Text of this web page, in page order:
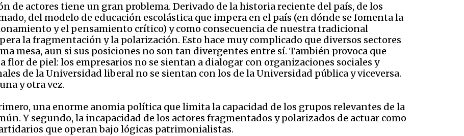
de actores tiene un gran problema. Derivado de la historia reciente del país, de los
del modelo de educación escolástica que impera en el país (en dónde se fomenta la
y el pensamiento crítico) y como consecuencia de nuestra tradicional
la fragmentación y la polarización. Esto hace muy complicado que diversos sectores
mesa, aun si sus posiciones no son tan divergentes entre sí. También provoca que
flor de piel: los empresarios no se sientan a dialogar con organizaciones sociales y
de la Universidad liberal no se sientan con los de la Universidad pública y viceversa.
y otra vez.
una enorme anomia política que limita la capacidad de los grupos relevantes de la
Y segundo, la incapacidad de los actores fragmentados y polarizados de actuar como
que operan bajo lógicas patrimonialistas.